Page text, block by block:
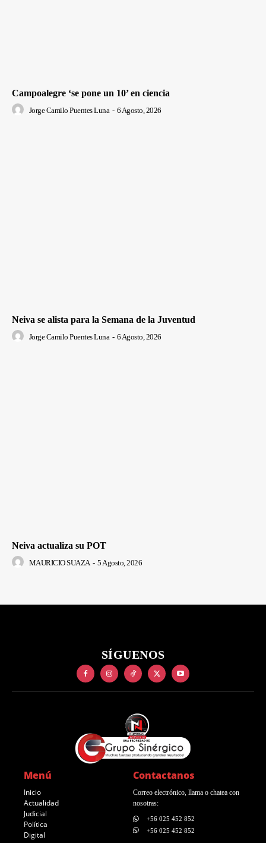
Campoalegre ‘se pone un 10’ en ciencia
Jorge Camilo Puentes Luna - 6 Agosto, 2026
Neiva se alista para la Semana de la Juventud
Jorge Camilo Puentes Luna - 6 Agosto, 2026
Neiva actualiza su POT
MAURICIO SUAZA - 5 Agosto, 2026
SÍGUENOS
Menú
Inicio
Actualidad
Judicial
Política
Digital
Contactanos
Correo electrónico, llama o chatea con
nosotras:
+56 025 452 852
+56 025 452 852